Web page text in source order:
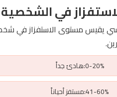
في الشخصية
0-20%:هادئ جداً
41-60%:مستفز أحياناً